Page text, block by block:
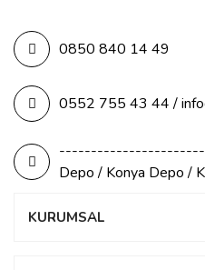
0850 840 14 49
0552 755 43 44 /
Depo / Konya Depo /
KURUMSAL